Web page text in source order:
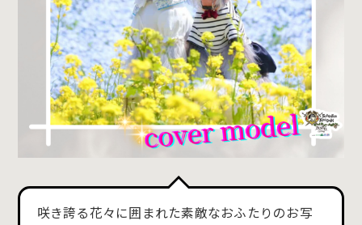
咲き誇る花々に囲まれた素敵なおふたりのお写